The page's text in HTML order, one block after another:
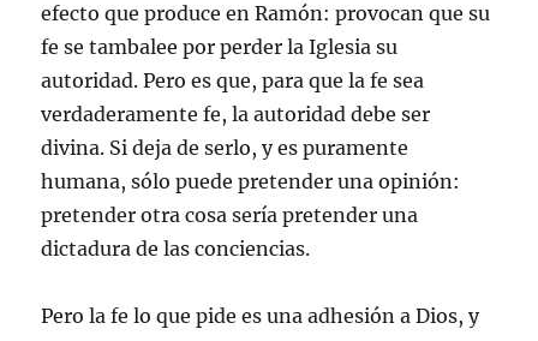
efecto que produce en Ramón: provocan que su
fe se tambalee por perder la Iglesia su
autoridad. Pero es que, para que la fe sea
verdaderamente fe, la autoridad debe ser
divina. Si deja de serlo, y es puramente
humana, sólo puede pretender una opinión:
pretender otra cosa sería pretender una
dictadura de las conciencias.
Pero la fe lo que pide es una adhesión a Dios, y